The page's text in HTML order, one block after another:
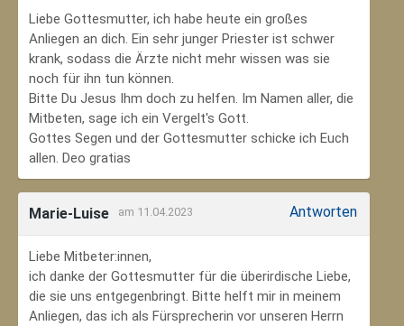
Liebe Gottesmutter, ich habe heute ein großes
Anliegen an dich. Ein sehr junger Priester ist schwer
krank, sodass die Ärzte nicht mehr wissen was sie
noch für ihn tun können.
Bitte Du Jesus Ihm doch zu helfen. Im Namen aller, die
Mitbeten, sage ich ein Vergelt's Gott.
Gottes Segen und der Gottesmutter schicke ich Euch
allen. Deo gratias
Marie-Luise am 11.04.2023 Antworten
Liebe Mitbeter:innen,
ich danke der Gottesmutter für die überirdische Liebe,
die sie uns entgegenbringt. Bitte helft mir in meinem
Anliegen, das ich als Fürsprecherin vor unseren Herrn